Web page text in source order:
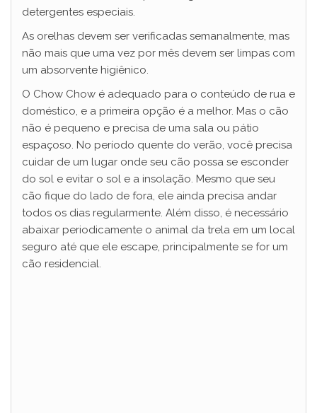
detergentes especiais.
As orelhas devem ser verificadas semanalmente, mas
não mais que uma vez por mês devem ser limpas com
um absorvente higiênico.
O Chow Chow é adequado para o conteúdo de rua e
doméstico, e a primeira opção é a melhor. Mas o cão
não é pequeno e precisa de uma sala ou pátio
espaçoso. No período quente do verão, você precisa
cuidar de um lugar onde seu cão possa se esconder
do sol e evitar o sol e a insolação. Mesmo que seu
cão fique do lado de fora, ele ainda precisa andar
todos os dias regularmente. Além disso, é necessário
abaixar periodicamente o animal da trela em um local
seguro até que ele escape, principalmente se for um
cão residencial.